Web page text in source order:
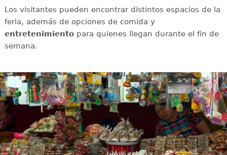
Los visitantes pueden encontrar distintos espacios de la
feria, además de opciones de comida y
entretenimientopara quienes llegan durante el fin de
semana.